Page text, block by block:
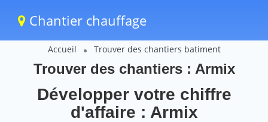
Chantier chauffage
Accueil Trouver des chantiers batiment
Trouver des chantiers : Armix
Développer votre chiffre
d'affaire : Armix